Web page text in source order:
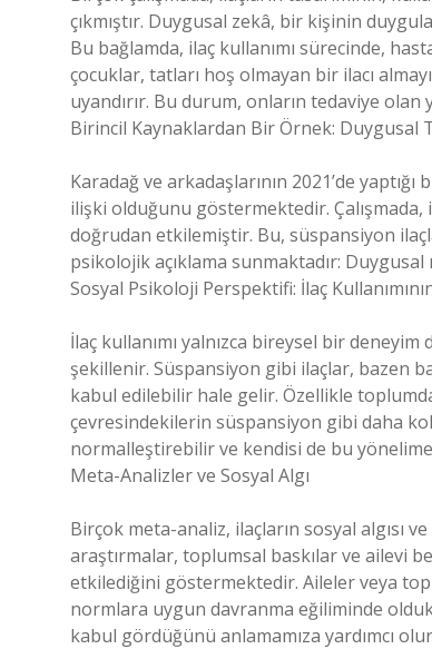
çıkmıştır. Duygusal zekâ, bir kişinin
Bu bağlamda, ilaç kullanımı sürecinde,
çocuklar, tatları hoş olmayan bir ilacı
uyandırır. Bu durum, onların tedaviye olan
Birincil Kaynaklardan Bir Örnek: Duygusal
Karadağ ve arkadaşlarının 2021’de
ilişki olduğunu göstermektedir. Çalışmada,
doğrudan etkilemiştir. Bu, süspansiyon
psikolojik açıklama sunmaktadır:
Sosyal Psikoloji Perspektifi: İlaç
İlaç kullanımı yalnızca bireysel bir
şekillenir. Süspansiyon gibi ilaçlar, bazen
kabul edilebilir hale gelir. Özellikle
çevresindekilerin süspansiyon gibi daha
normalleştirebilir ve kendisi de bu
Meta-Analizler ve Sosyal Algı
Birçok meta-analiz, ilaçların sosyal algısı
araştırmalar, toplumsal baskılar ve ailevi
etkilediğini göstermektedir. Aileler veya
normlara uygun davranma eğiliminde
kabul gördüğünü anlamamıza yardımcı